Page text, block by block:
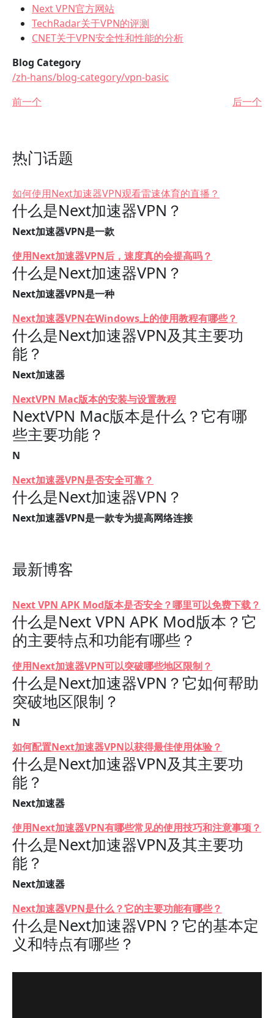
Next VPN官方网站
TechRadar关于VPN的评测
CNET关于VPN安全性和性能的分析
Blog Category
/zh-hans/blog-category/vpn-basic
前一个
后一个
热门话题
如何使用Next加速器VPN观看雷速体育的直播？
什么是Next加速器VPN？
Next加速器VPN是一款
使用Next加速器VPN后，速度真的会提高吗？
什么是Next加速器VPN？
Next加速器VPN是一种
Next加速器VPN在Windows上的使用教程有哪些？
什么是Next加速器VPN及其主要功
能？
Next加速器
NextVPN Mac版本的安装与设置教程
NextVPN Mac版本是什么？它有哪
些主要功能？
N
Next加速器VPN是否安全可靠？
什么是Next加速器VPN？
Next加速器VPN是一款专为提高网络连接
最新博客
Next VPN APK Mod版本是否安全？哪里可以免费下载？
什么是Next VPN APK Mod版本？它
的主要特点和功能有哪些？
使用Next加速器VPN可以突破哪些地区限制？
什么是Next加速器VPN？它如何帮助
突破地区限制？
N
如何配置Next加速器VPN以获得最佳使用体验？
什么是Next加速器VPN及其主要功
能？
Next加速器
使用Next加速器VPN有哪些常见的使用技巧和注意事项？
什么是Next加速器VPN及其主要功
能？
Next加速器
Next加速器VPN是什么？它的主要功能有哪些？
什么是Next加速器VPN？它的基本定
义和特点有哪些？